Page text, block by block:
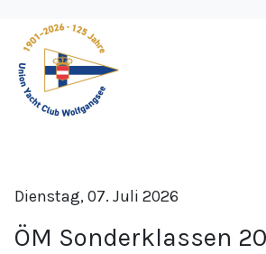
Dienstag, 07. Juli 2026
ÖM Sonderklassen